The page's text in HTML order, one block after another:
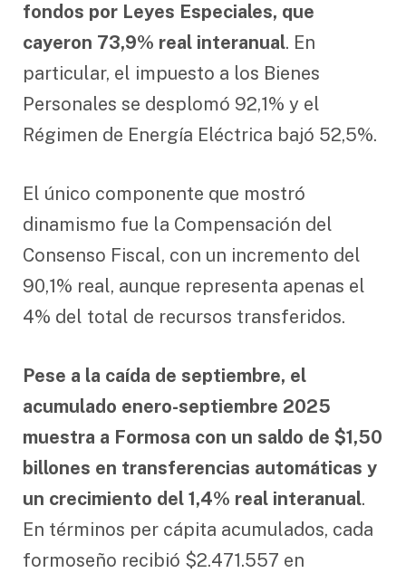
fondos por Leyes Especiales, que
cayeron 73,9% real interanual. En
particular, el impuesto a los Bienes
Personales se desplomó 92,1% y el
Régimen de Energía Eléctrica bajó 52,5%.
El único componente que mostró
dinamismo fue la Compensación del
Consenso Fiscal, con un incremento del
90,1% real, aunque representa apenas el
4% del total de recursos transferidos.
Pese a la caída de septiembre, el
acumulado enero-septiembre 2025
muestra a Formosa con un saldo de $1,50
billones en transferencias automáticas y
un crecimiento del 1,4% real interanual.
En términos per cápita acumulados, cada
formoseño recibió $2.471.557 en